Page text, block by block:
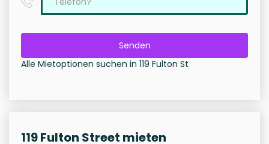
Senden
Alle Mietoptionen suchen in 119 Fulton St
119 Fulton Street mieten